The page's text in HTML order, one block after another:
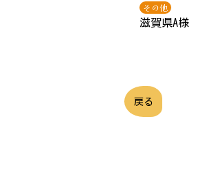
その他
滋賀県A様
戻る